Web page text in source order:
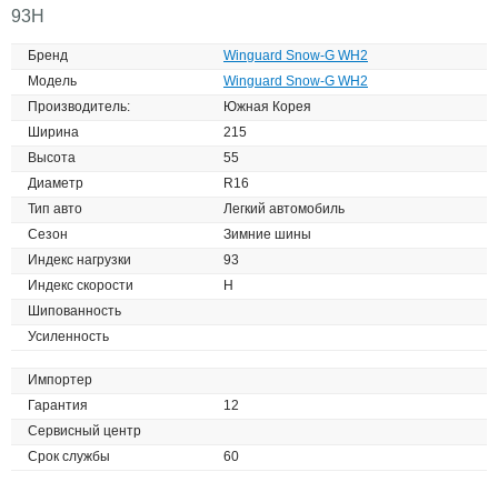
93H
Бренд
Winguard Snow-G WH2
Модель
Winguard Snow-G WH2
Производитель:
Южная Корея
Ширина
215
Высота
55
Диаметр
R16
Тип авто
Легкий автомобиль
Сезон
Зимние шины
Индекс нагрузки
93
Индекс скорости
H
Шипованность
Усиленность
Импортер
Гарантия
12
Сервисный центр
Срок службы
60